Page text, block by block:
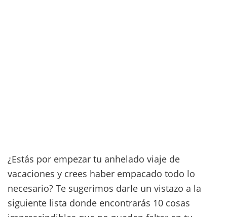
¿Estás por empezar tu anhelado viaje de
vacaciones y crees haber empacado todo lo
necesario? Te sugerimos darle un vistazo a la
siguiente lista donde encontrarás 10 cosas